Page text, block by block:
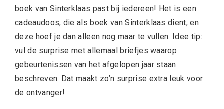
boek van Sinterklaas past bij iedereen! Het is een
cadeaudoos, die als boek van Sinterklaas dient, en
deze hoef je dan alleen nog maar te vullen. Idee tip:
vul de surprise met allemaal briefjes waarop
gebeurtenissen van het afgelopen jaar staan
beschreven. Dat maakt zo’n surprise extra leuk voor
de ontvanger!